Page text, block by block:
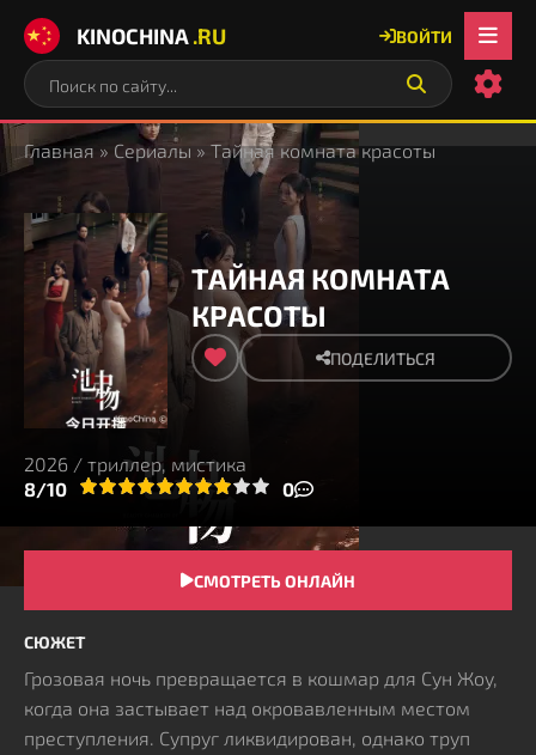
KINOCHINA.RU ВОЙТИ
Главная » Сериалы » Тайная комната красоты
ТАЙНАЯ КОМНАТА
КРАСОТЫ
ПОДЕЛИТЬСЯ
2026 / триллер, мистика
8/10
4 5 6 7 8 9 10 0
СМОТРЕТЬ ОНЛАЙН
СЮЖЕТ
Грозовая ночь превращается в кошмар для Сун Жоу,
когда она застывает над окровавленным местом
преступления. Супруг ликвидирован, однако труп